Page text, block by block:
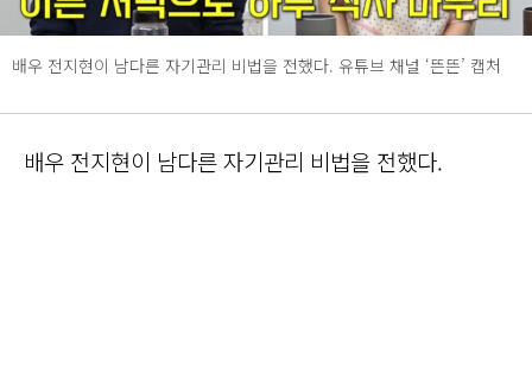
배우 전지현이 남다른 자기관리 비법을 전했다. 유튜브 채널 ‘뜬뜬’ 캡처
배우 전지현이 남다른 자기관리 비법을 전했다.